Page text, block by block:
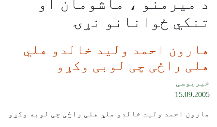
تنکي ځوانانو نړۍ
هارون احمد ولید خالدو هلي
هلی راځی چی لوبی وکړو
خیریوسی
15.09.2005
هارون احمد ولید خالدو هلي هلی راځی چی لوبه وکړو